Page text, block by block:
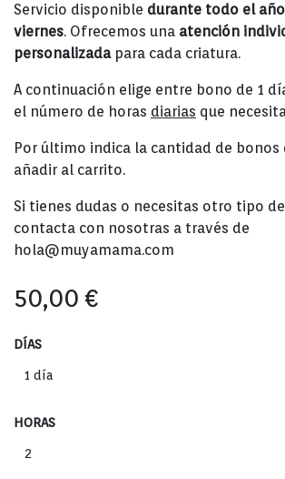
Servicio disponible durante todo el
viernes. Ofrecemos una atención
personalizada para cada criatura.
A continuación elige entre bono de 1
el número de horas diarias que
Por último indica la cantidad de bonos
añadir al carrito.
Si tienes dudas o necesitas otro tipo
contacta con nosotras a través de
hola@muyamama.com
50,00 €
DÍAS
HORAS